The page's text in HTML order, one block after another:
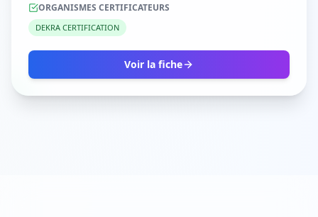
ORGANISMES CERTIFICATEURS
DEKRA CERTIFICATION
Voir la fiche